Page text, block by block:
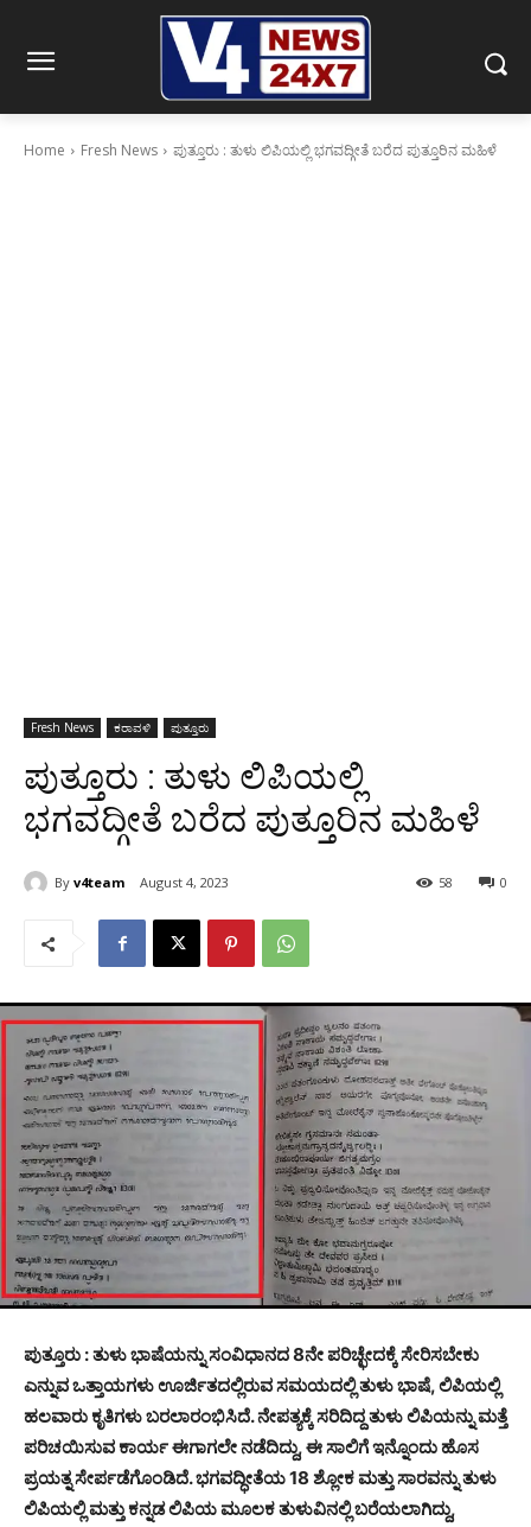
Home Fresh News ಪುತ್ತೂರು : ತುಳು ಲಿಪಿಯಲ್ಲಿ ಭಗವದ್ಗೀತೆ ಬರೆದ ಪುತ್ತೂರಿನ ಮಹಿಳೆ
Fresh News ಕರಾವಳಿ ಪುತ್ತೂರು
ಪುತ್ತೂರು : ತುಳು ಲಿಪಿಯಲ್ಲಿ
ಭಗವದ್ಗೀತೆ ಬರೆದ ಪುತ್ತೂರಿನ ಮಹಿಳೆ
By v4team August 4, 2023 0
58
ಪುತ್ತೂರು : ತುಳು ಭಾಷೆಯನ್ನು ಸಂವಿಧಾನದ 8ನೇ ಪರಿಚ್ಛೇದಕ್ಕೆ ಸೇರಿಸಬೇಕು
ಎನ್ನುವ ಒತ್ತಾಯಗಳು ಊರ್ಜಿತದಲ್ಲಿರುವ ಸಮಯದಲ್ಲಿ ತುಳು ಭಾಷೆ, ಲಿಪಿಯಲ್ಲಿ
ಹಲವಾರು ಕೃತಿಗಳು ಬರಲಾರಂಭಿಸಿದೆ. ನೇಪತ್ಯಕ್ಕೆ ಸರಿದಿದ್ದ ತುಳು ಲಿಪಿಯನ್ನು ಮತ್ತೆ
ಪರಿಚಯಿಸುವ ಕಾರ್ಯ ಈಗಾಗಲೇ ನಡೆದಿದ್ದು, ಈ ಸಾಲಿಗೆ ಇನ್ನೊಂದು ಹೊಸ
ಪ್ರಯತ್ನ ಸೇರ್ಪಡೆಗೊಂಡಿದೆ. ಭಗವದ್ಧೀತೆಯ 18 ಶ್ಲೋಕ ಮತ್ತು ಸಾರವನ್ನು ತುಳು
ಲಿಪಿಯಲ್ಲಿ ಮತ್ತು ಕನ್ನಡ ಲಿಪಿಯ ಮೂಲಕ ತುಳುವಿನಲ್ಲಿ ಬರೆಯಲಾಗಿದ್ದು,